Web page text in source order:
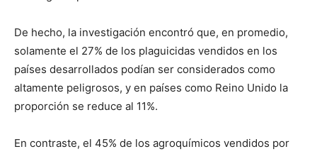
De hecho, la investigación encontró que, en promedio,
solamente el 27% de los plaguicidas vendidos en los
países desarrollados podían ser considerados como
altamente peligrosos, y en países como Reino Unido la
proporción se reduce al 11%.
En contraste, el 45% de los agroquímicos vendidos por